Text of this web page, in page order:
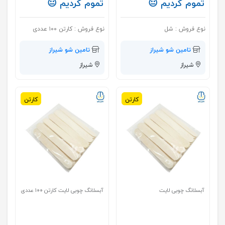
تموم کردیم 😐
نوع فروش : شل
تامین شو شیراز
شیراز
تموم کردیم 😐
نوع فروش : کارتن ۱۰۰ عددی
تامین شو شیراز
شیراز
کارتن
آبسلانگ چوبی لایت
کارتن
آبسلانگ چوبی لایت کارتن ۱۰۰ عددی